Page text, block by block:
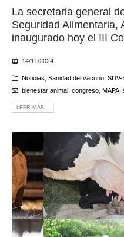
La secretaria general
Seguridad Alimentaria,
inaugurado hoy el III
14/11/2024
Noticias Sanidad del vacuno, SDV-
bienestar animal, congreso, MAPA,
LEER MÁS...